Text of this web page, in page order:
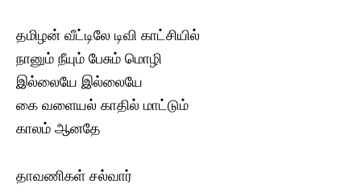
தமிழன் வீட்டிலே டிவி காட்சியில்
நானும் நீயும் பேசும் மொழி
இல்லையே இல்லையே
கை வளையல் காதில் மாட்டும்
காலம் ஆனதே
தாவணிகள் சல்வார்